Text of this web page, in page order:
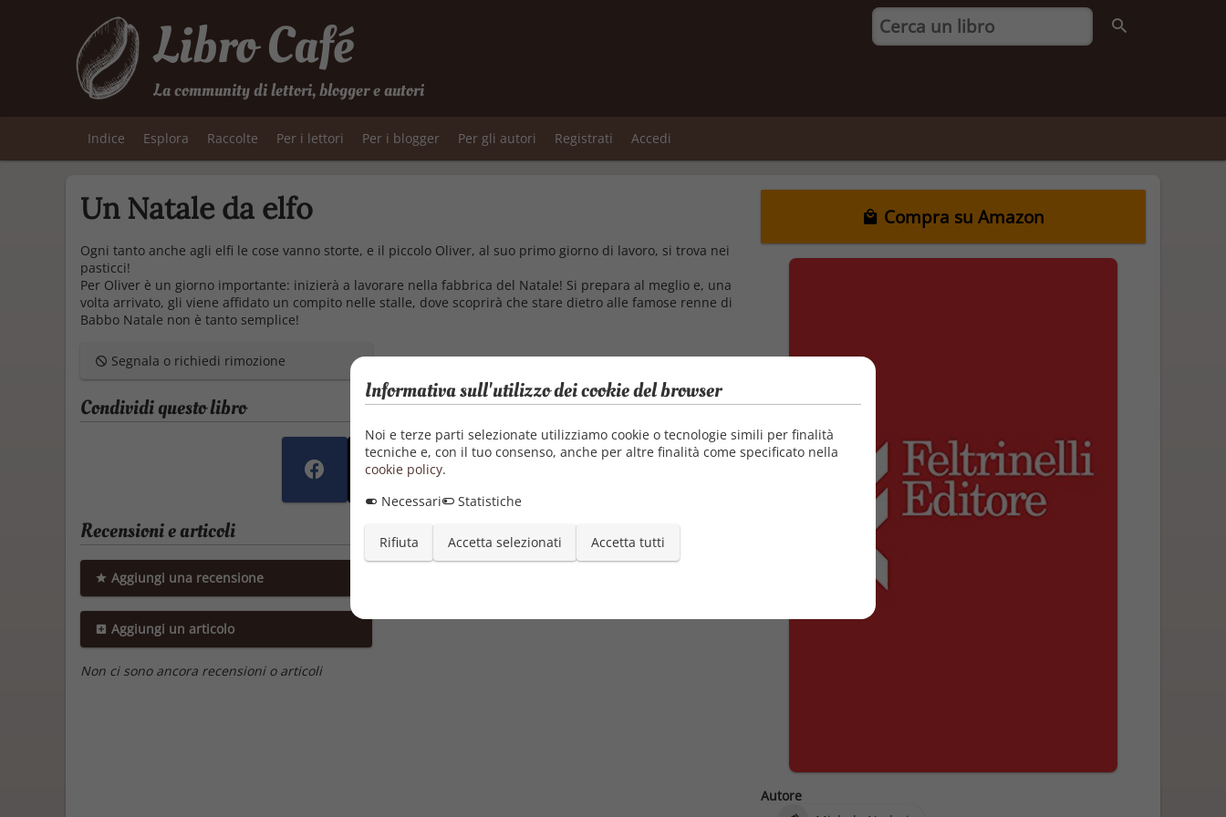
Libro Café
La community di lettori, blogger e autori
Indice Esplora Raccolte Per i lettori Per i blogger Per gli autori Registrati Accedi
Un Natale da elfo Compra su Amazon
Autore
Ogni tanto anche agli elfi le cose vanno storte, e il piccolo Oliver, al suo primo giorno di lavoro, si trova nei
pasticci!
Per Oliver è un giorno importante: inizierà a lavorare nella fabbrica del Natale! Si prepara al meglio e, una
volta arrivato, gli viene affidato un compito nelle stalle, dove scoprirà che stare dietro alle famose renne di
Babbo Natale non è tanto semplice!
Segnala o richiedi rimozione
Condividi questo libro
Recensioni e articoli
Aggiungi una recensione
Aggiungi un articolo
Non ci sono ancora recensioni o articoli
Informativa sull'utilizzo dei cookie del browser
Noi e terze parti selezionate utilizziamo cookie o tecnologie simili per finalità
tecniche e, con il tuo consenso, anche per altre finalità come specificato nella
cookie policy.
Necessari
Statistiche
Rifiuta Accetta selezionati Accetta tutti